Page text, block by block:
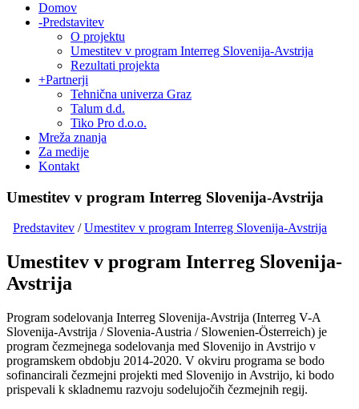
Domov
-Predstavitev
O projektu
Umestitev v program Interreg Slovenija-Avstrija
Rezultati projekta
+Partnerji
Tehnična univerza Graz
Talum d.d.
Tiko Pro d.o.o.
Mreža znanja
Za medije
Kontakt
Umestitev v program Interreg Slovenija-Avstrija
Predstavitev /Umestitev v program Interreg Slovenija-Avstrija
Umestitev v program Interreg Slovenija-
Avstrija
Program sodelovanja Interreg Slovenija-Avstrija (Interreg V-A
Slovenija-Avstrija / Slovenia-Austria / Slowenien-Österreich) je
program čezmejnega sodelovanja med Slovenijo in Avstrijo v
programskem obdobju 2014-2020. V okviru programa se bodo
sofinancirali čezmejni projekti med Slovenijo in Avstrijo, ki bodo
prispevali k skladnemu razvoju sodelujočih čezmejnih regij.